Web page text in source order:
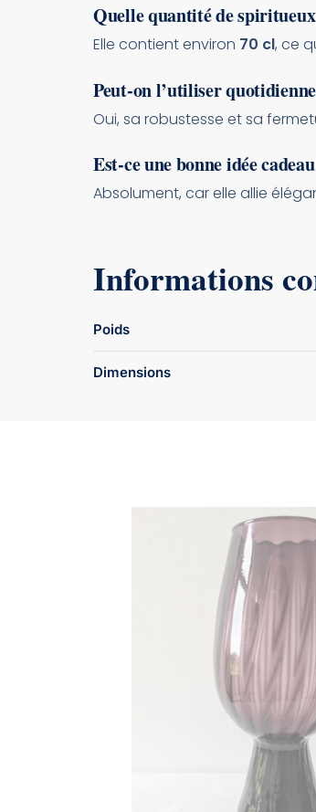
Quelle quantité de
Elle contient environ 70 cl, ce
Peut-on l’utiliser
Oui, sa robustesse et sa
Est-ce une bonne idée
Absolument, car elle allie
Informations
Poids
Dimensions